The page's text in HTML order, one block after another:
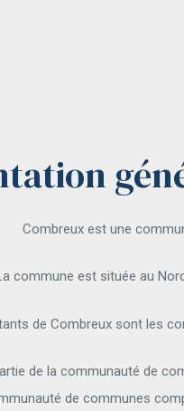
Combreux est une
commune est située au
de Combreux sont les
de la communauté de
de communes